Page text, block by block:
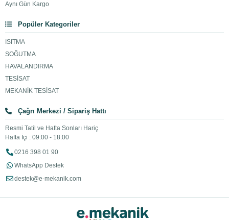
Aynı Gün Kargo
Popüler Kategoriler
ISITMA
SOĞUTMA
HAVALANDIRMA
TESİSAT
MEKANİK TESİSAT
Çağrı Merkezi / Sipariş Hattı
Resmi Tatil ve Hafta Sonları Hariç
Hafta İçi : 09:00 - 18:00
0216 398 01 90
WhatsApp Destek
destek@e-mekanik.com